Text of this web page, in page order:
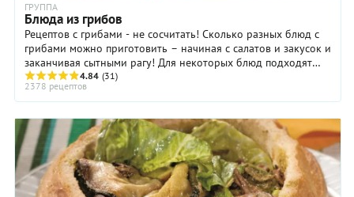
ГРУППА
Блюда из грибов
Рецептов с грибами - не сосчитать! Сколько разных блюд с
грибами можно приготовить – начиная с салатов и закусок и
заканчивая сытными рагу! Для некоторых блюд подходят
только определённые грибы, в ...
4.84 (31)
2378 рецептов